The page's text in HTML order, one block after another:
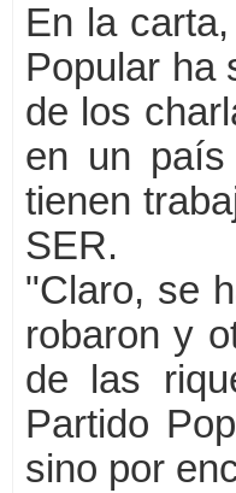
En la
Popular ha
de los
en un país
tienen
SER.
"Claro, se
robaron y
de las
Partido
sino por